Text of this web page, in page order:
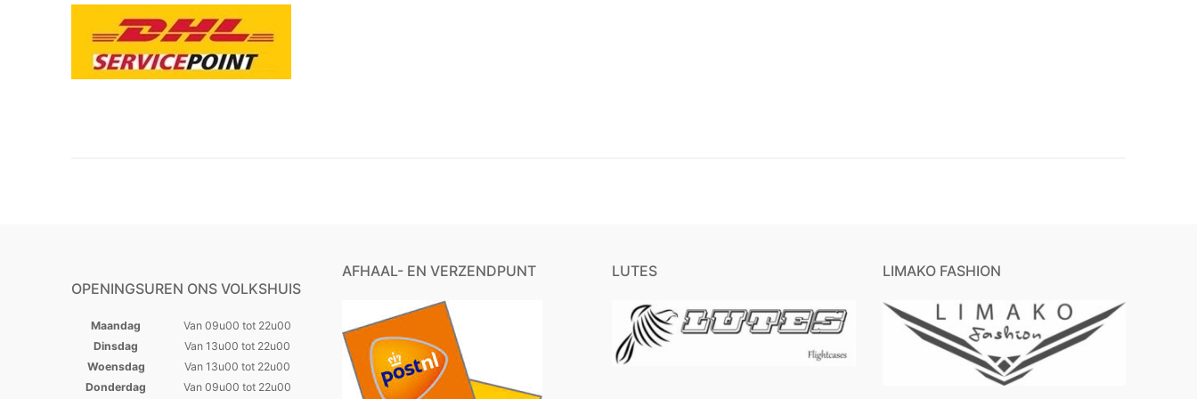
OPENINGSUREN ONS VOLKSHUIS
Maandag
Van 09u00 tot 22u00
Dinsdag
Van 13u00 tot 22u00
Woensdag
Van 13u00 tot 22u00
Donderdag
Van 09u00 tot 22u00
AFHAAL- EN VERZENDPUNT LUTES LIMAKO FASHION